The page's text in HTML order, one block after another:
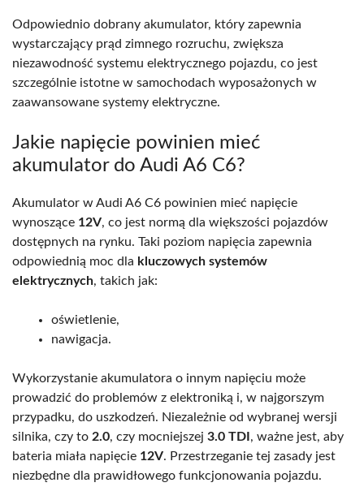
Odpowiednio dobrany akumulator, który zapewnia
wystarczający prąd zimnego rozruchu, zwiększa
niezawodność systemu elektrycznego pojazdu, co jest
szczególnie istotne w samochodach wyposażonych w
zaawansowane systemy elektryczne.
Jakie napięcie powinien mieć
akumulator do Audi A6 C6?
Akumulator w Audi A6 C6 powinien mieć napięcie
wynoszące 12V, co jest normą dla większości pojazdów
dostępnych na rynku. Taki poziom napięcia zapewnia
odpowiednią moc dla kluczowych systemów
elektrycznych, takich jak:
oświetlenie,
nawigacja.
Wykorzystanie akumulatora o innym napięciu może
prowadzić do problemów z elektroniką i, w najgorszym
przypadku, do uszkodzeń. Niezależnie od wybranej wersji
silnika, czy to 2.0, czy mocniejszej 3.0 TDI , ważne jest, aby
bateria miała napięcie 12V. Przestrzeganie tej zasady jest
niezbędne dla prawidłowego funkcjonowania pojazdu.